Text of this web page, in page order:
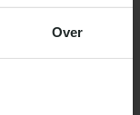
Over
club. Wil
0 0 0